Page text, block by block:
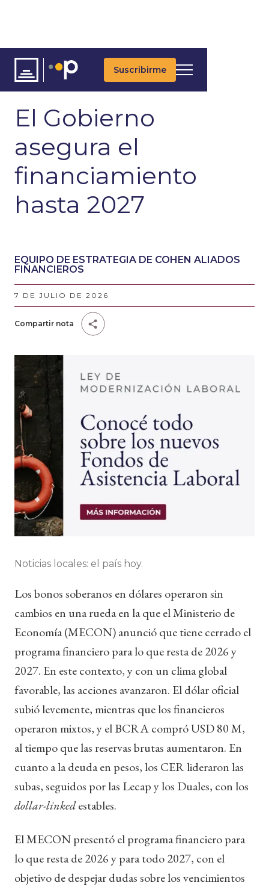
Suscribirme
ARTÍCULOS
El Gobierno
asegura el
financiamiento
hasta 2027
EQUIPO DE ESTRATEGIA DE COHEN ALIADOS
FINANCIEROS
7 DE JULIO DE 2026
Compartir nota
Noticias locales: el país hoy.
Los bonos soberanos en dólares operaron sin
cambios en una rueda en la que el Ministerio de
Economía (MECON) anunció que tiene cerrado el
programa financiero para lo que resta de 2026 y
2027. En este contexto, y con un clima global
favorable, las acciones avanzaron. El dólar oficial
subió levemente, mientras que los financieros
operaron mixtos, y el BCRA compró USD 80 M,
al tiempo que las reservas brutas aumentaron. En
cuanto a la deuda en pesos, los CER lideraron las
subas, seguidos por las Lecap y los Duales, con los
dollar-linkedestables.
El MECON presentó el programa financiero para
lo que resta de 2026 y para todo 2027, con el
objetivo de despejar dudas sobre los vencimientos